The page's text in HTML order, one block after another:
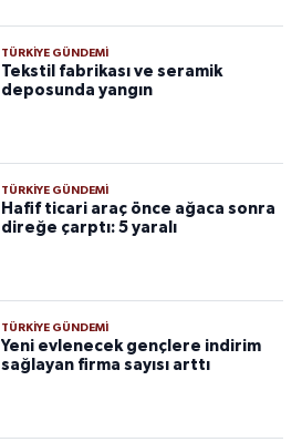
TÜRKIYE GÜNDEMI
Tekstil fabrikası ve seramik
deposunda yangın
TÜRKIYE GÜNDEMI
Hafif ticari araç önce ağaca sonra
direğe çarptı: 5 yaralı
TÜRKIYE GÜNDEMI
Yeni evlenecek gençlere indirim
sağlayan firma sayısı arttı